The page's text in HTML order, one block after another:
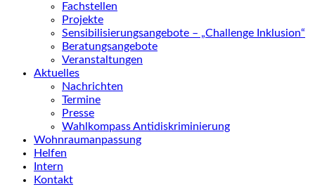
Fachstellen
Projekte
Sensibilisierungsangebote – „Challenge Inklusion“
Beratungsangebote
Veranstaltungen
Aktuelles
Nachrichten
Termine
Presse
Wahlkompass Antidiskriminierung
Wohnraumanpassung
Helfen
Intern
Kontakt